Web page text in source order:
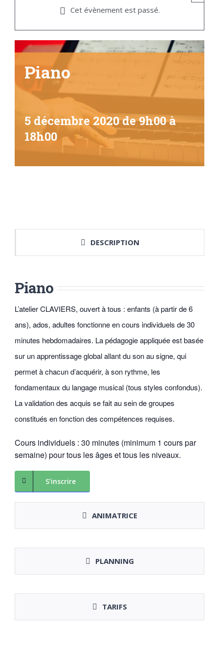
Cet évènement est passé.
Piano
5 décembre 2020 de 9h00à
18h00
DESCRIPTION
Piano
L’atelier CLAVIERS, ouvert à tous : enfants (à partir de 6
ans), ados, adultes fonctionne en cours individuels de 30
minutes hebdomadaires. La pédagogie appliquée est basée
sur un apprentissage global allant du son au signe, qui
permet à chacun d’acquérir, à son rythme, les
fondamentaux du langage musical (tous styles confondus).
La validation des acquis se fait au sein de groupes
constitués en fonction des compétences requises.
Cours individuels : 30 minutes (minimum 1 cours par
semaine) pour tous les âges et tous les niveaux.
S’inscrire
ANIMATRICE
PLANNING
TARIFS